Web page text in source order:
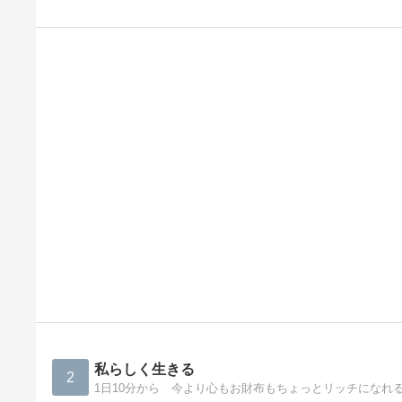
2 私らしく生きる
1日10分から 今より心もお財布もちょっとリッチになれ